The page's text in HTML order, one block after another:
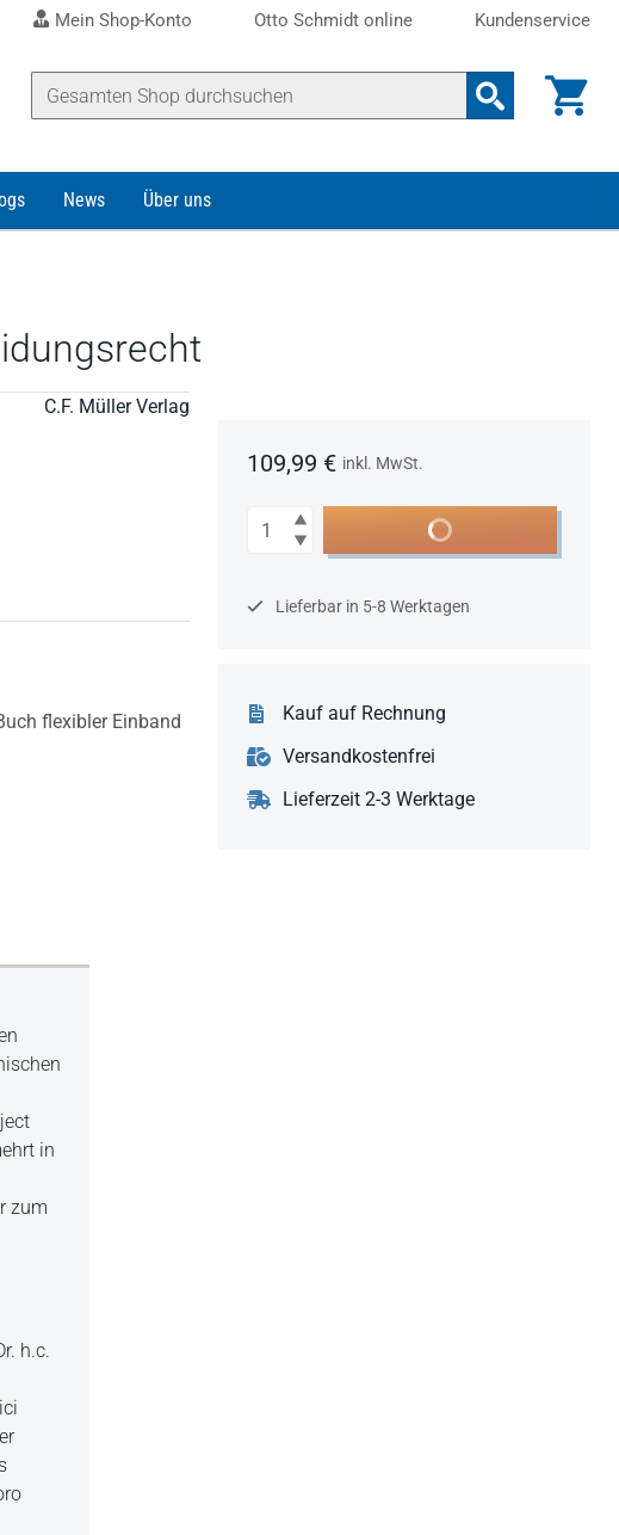
Mein Shop-Konto Otto Schmidt online Kundenservice
News Über uns
C.F. Müller Verlag
flexibler Einband
109,99 € inkl. MwSt.
Anzahl In den Warenkorb
Lieferbar in 5-8 Werktagen
Kauf auf Rechnung
Versandkostenfrei
Lieferzeit 2-3 Werktage
in
zum
h.c.